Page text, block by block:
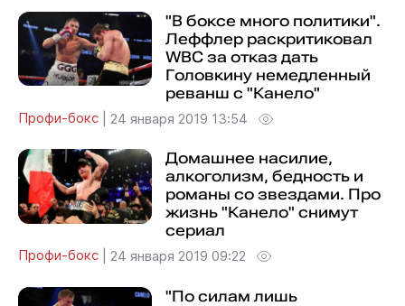
"В боксе много политики".
Леффлер раскритиковал
WBC за отказ дать
Головкину немедленный
реванш с "Канело"
Профи-бокс 24 января 2019 13:54
Домашнее насилие,
алкоголизм, бедность и
романы со звездами. Про
жизнь "Канело" снимут
сериал
Профи-бокс 24 января 2019 09:22
"По силам лишь